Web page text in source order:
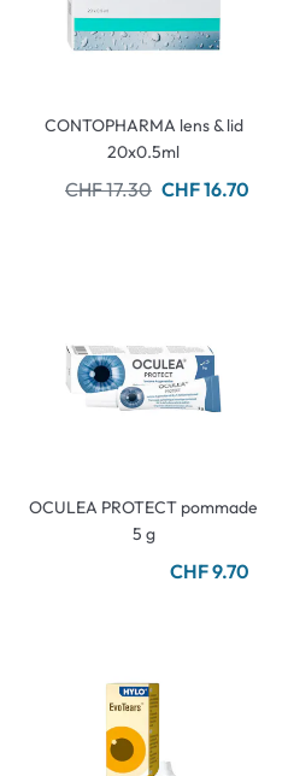
CONTOPHARMA lens & lid
20x0.5ml
CHF 17.30 CHF 16.70
OCULEA PROTECT pommade
5 g
CHF 9.70